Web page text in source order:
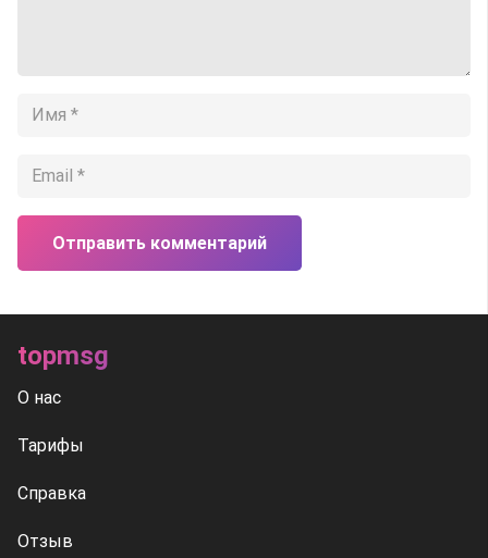
Отправить комментарий
topmsg
О нас
Тарифы
Справка
Отзыв